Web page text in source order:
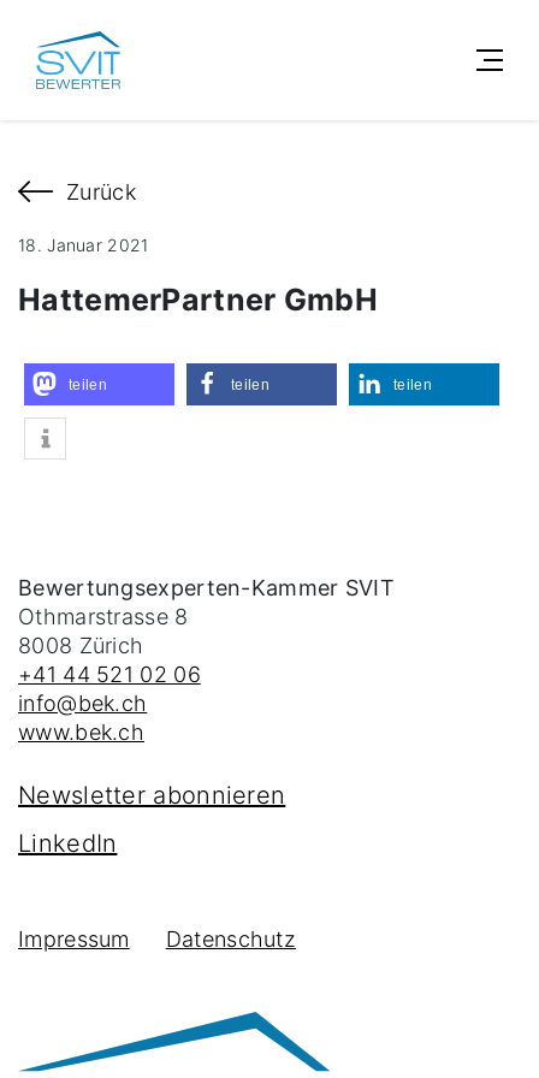
Zurück
18. Januar 2021
HattemerPartner GmbH
teilen teilen teilen
Bewertungsexperten-Kammer SVIT
Othmarstrasse 8
8008 Zürich
+41 44 521 02 06
info@bek.ch
www.bek.ch
Newsletter abonnieren
LinkedIn
Impressum Datenschutz